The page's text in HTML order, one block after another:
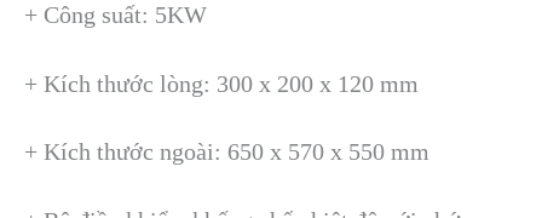
+ Công suất: 5KW
+ Kích thước lòng: 300 x 200 x 120 mm
+ Kích thước ngoài: 650 x 570 x 550 mm